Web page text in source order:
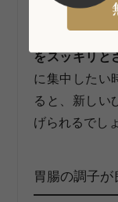
ツ、ベルガ
モネン」に
をスッキリと
に集中したい
ると、新しい
げられるでし
胃腸の調子が